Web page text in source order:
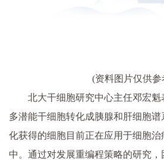
(资料图片仅供参
北大干细胞研究中心主任邓宏魁
多潜能干细胞转化成胰腺和肝细胞谱
化获得的细胞目前正在应用于细胞
中。通过对发展重编程策略的研究